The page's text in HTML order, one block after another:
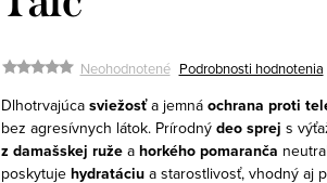
Neohodnotené Podrobnosti hodnotenia
Dlhotrvajúca sviežosťa jemná ochrana proti
bez agresívnych látok. Prírodný deo sprej s
z damašskej ružea horkého pomaranča
poskytuje hydratáciua starostlivosť, vhodný aj